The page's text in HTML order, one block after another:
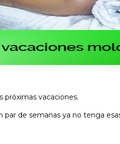
próximas vacaciones.
de semanas ya no tenga